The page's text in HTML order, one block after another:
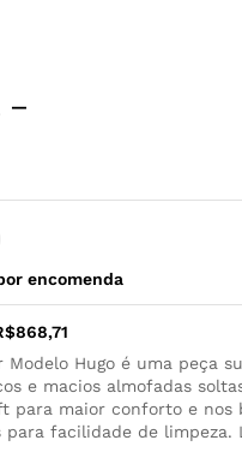
–
encomenda
868,71
Modelo Hugo é uma peça
e macios almofadas
para maior conforto e
para facilidade de